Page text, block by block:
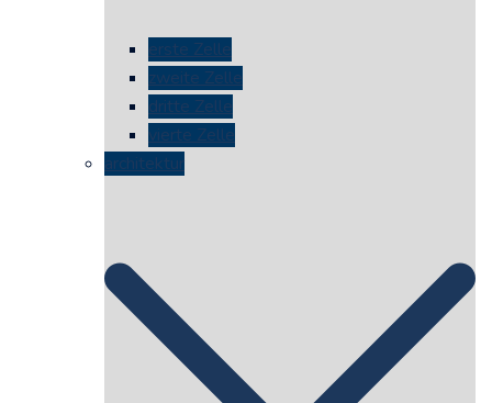
erste Zelle
zweite Zelle
dritte Zelle
vierte Zelle
architektur